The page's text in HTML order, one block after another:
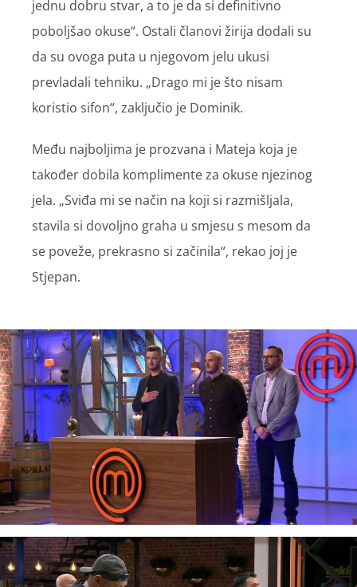
jednu dobru stvar, a to je da si definitivno
poboljšao okuse“. Ostali članovi žirija dodali su
da su ovoga puta u njegovom jelu ukusi
prevladali tehniku. „Drago mi je što nisam
koristio sifon“, zaključio je Dominik.
Među najboljima je prozvana i Mateja koja je
također dobila komplimente za okuse njezinog
jela. „Sviđa mi se način na koji si razmišljala,
stavila si dovoljno graha u smjesu s mesom da
se poveže, prekrasno si začinila“, rekao joj je
Stjepan.